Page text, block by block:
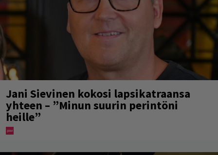
Jani Sievinen kokosi lapsikatraansa
yhteen – ”Minun suurin perintöni
heille”